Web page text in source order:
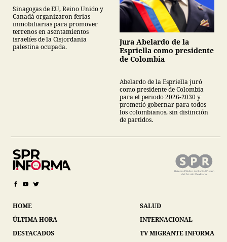
Sinagogas de EU, Reino Unido y
Canadá organizaron ferias
inmobiliarias para promover
terrenos en asentamientos
israelíes de la Cisjordania
palestina ocupada.
Jura Abelardo de la
Espriella como presidente
de Colombia
Abelardo de la Espriella juró
como presidente de Colombia
para el periodo 2026-2030 y
prometió gobernar para todos
los colombianos, sin distinción
de partidos.
HOME
ÚLTIMA HORA
DESTACADOS
SALUD
INTERNACIONAL
TV MIGRANTE INFORMA